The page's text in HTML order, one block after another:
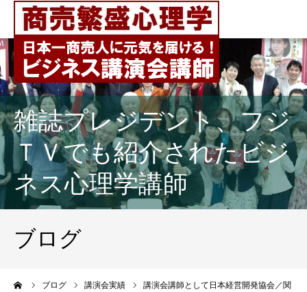
雑誌プレジデント、フジ
ＴＶでも紹介されたビジ
ネス心理学講師
ブログ
ブログ 講演会実績
講演会講師として日本経営開発協会／関